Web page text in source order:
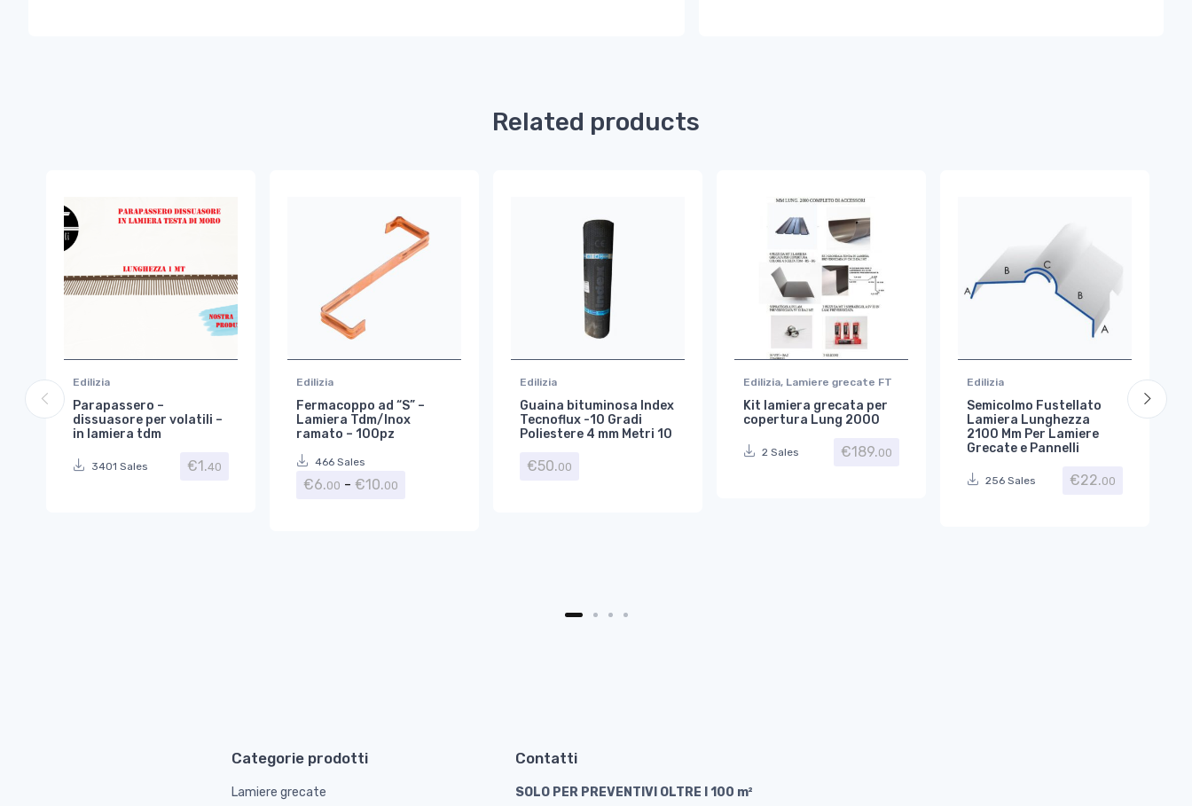
Related products
Edilizia
Parapassero –
dissuasore per volatili –
in lamiera tdm
3401 Sales €1.40
Edilizia
Fermacoppo ad “S” –
Lamiera Tdm/Inox
ramato – 100pz
466 Sales
€6.00 - €10.00
Edilizia
Guaina bituminosa Index
Tecnoflux -10 Gradi
Poliestere 4 mm Metri 10
€50.00
Edilizia, Lamiere grecate FT
Kit lamiera grecata per
copertura Lung 2000
2 Sales €189.00
Edilizia
Semicolmo Fustellato
Lamiera Lunghezza
2100 Mm Per Lamiere
Grecate e Pannelli
256 Sales €22.00
Categorie prodotti
Lamiere grecate
Contatti
SOLO PER PREVENTIVI OLTRE I 100 m²